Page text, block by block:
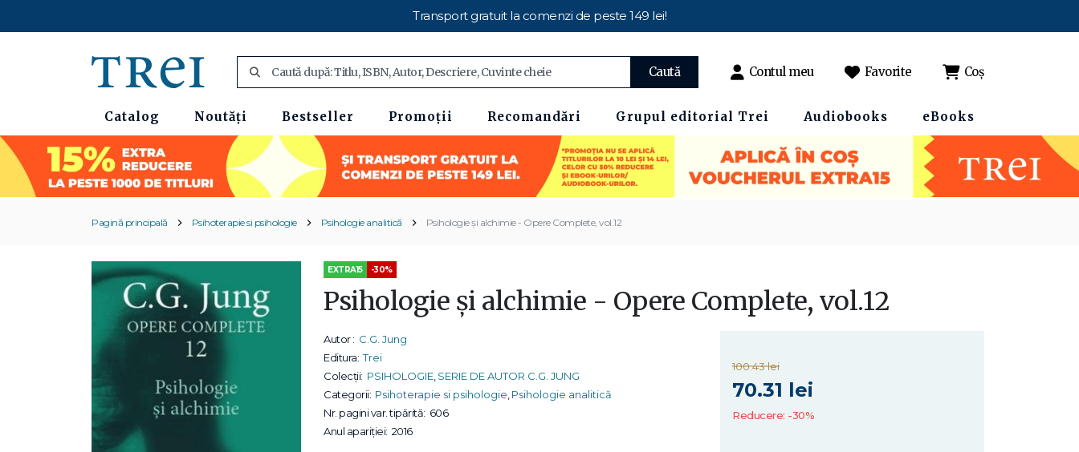
Transport gratuit la comenzi de peste 149 lei!
Caută Contul meu Favorite Coș
Catalog Noutăți Bestseller Promoții Recomandări Grupul editorial Trei Audiobooks eBooks
Pagină principală Psihoterapie si psihologie Psihologie analitică Psihologie și alchimie - Opere Complete, vol.12
EXTRA15 -30%
Psihologie și alchimie - Opere Complete, vol.12
Autor : C.G. Jung
Editura: Trei
Colecții: PSIHOLOGIE, SERIE DE AUTOR C.G. JUNG
Categorii: Psihoterapie si psihologie Psihologie analitică
Nr. pagini var. tipărită: 606
Anul apariției: 2016
100.43 lei
70.31 lei
Reducere: -30%